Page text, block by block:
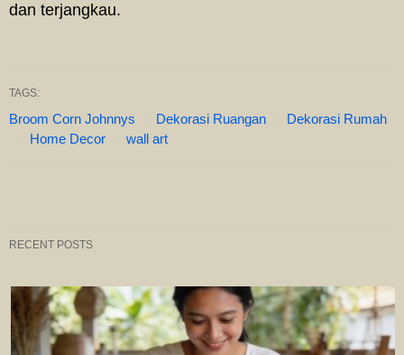
dan terjangkau.
TAGS:
Broom Corn Johnnys Dekorasi Ruangan
Dekorasi Rumah
Home Decor
wall art
RECENT POSTS